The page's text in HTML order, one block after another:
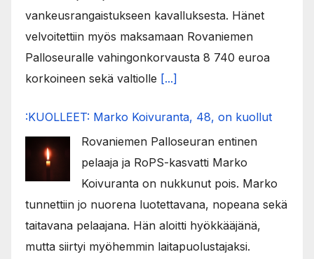
vankeusrangaistukseen kavalluksesta. Hänet
velvoitettiin myös maksamaan Rovaniemen
Palloseuralle vahingonkorvausta 8 740 euroa
korkoineen sekä valtiolle [...]
:KUOLLEET: Marko Koivuranta, 48, on kuollut
Rovaniemen Palloseuran entinen
pelaaja ja RoPS-kasvatti Marko
Koivuranta on nukkunut pois. Marko
tunnettiin jo nuorena luotettavana, nopeana sekä
taitavana pelaajana. Hän aloitti hyökkääjänä,
mutta siirtyi myöhemmin laitapuolustajaksi.